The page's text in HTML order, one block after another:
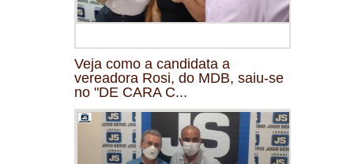
Veja como a candidata a
vereadora Rosi, do MDB, saiu-se
no "DE CARA C...